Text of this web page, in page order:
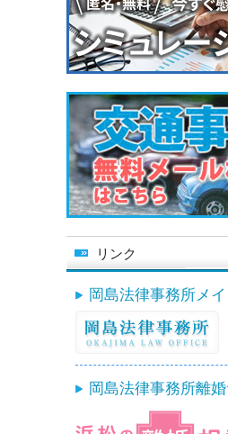
リンク
岡島法律事務所メ
岡島法律事務所離婚